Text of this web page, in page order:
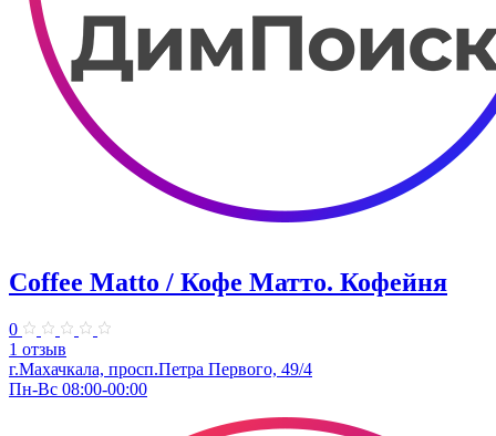
Coffee Matto / Кофе Матто. Кофейня
0
1 отзыв
г.Махачкала, ​просп.Петра Первого, 49/4
Пн-Вс 08:00-00:00